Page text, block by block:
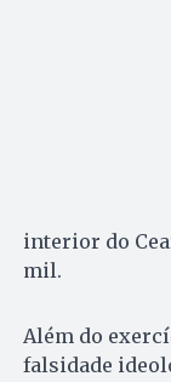
interior do
mil.
Além do
falsidade